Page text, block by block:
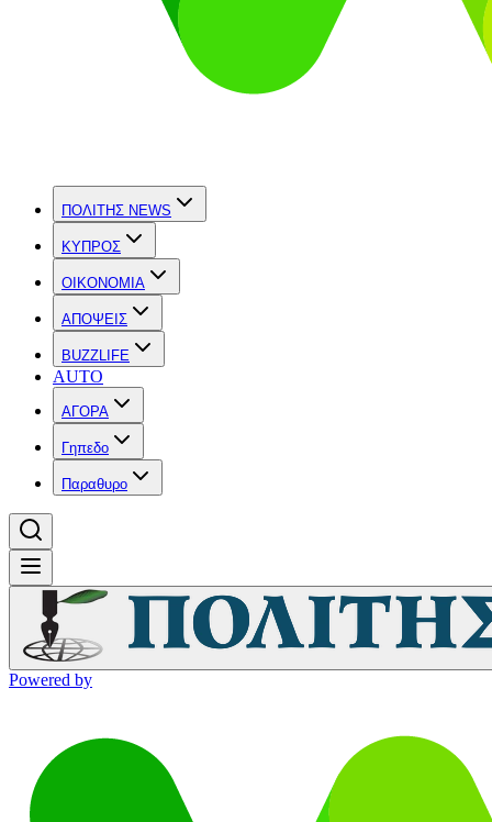
ΠΟΛΙΤΗΣ NEWS
ΚΥΠΡΟΣ
OIKONOMIA
ΑΠΟΨΕΙΣ
BUZZLIFE
AUTO
ΑΓΟΡΑ
Γηπεδο
Παραθυρο
Powered by